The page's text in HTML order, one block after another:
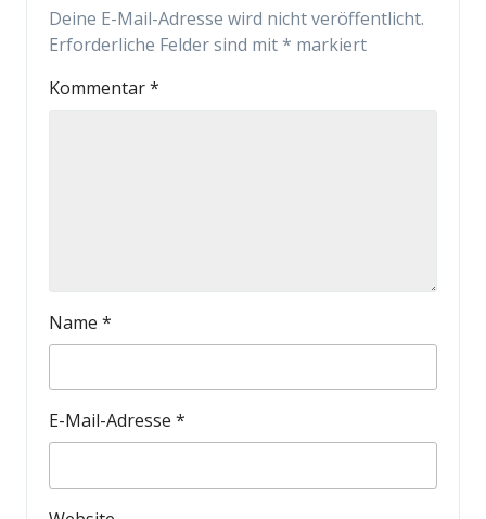
Deine E-Mail-Adresse wird nicht veröffentlicht.
Erforderliche Felder sind mit* markiert
Kommentar*
Name *
E-Mail-Adresse *